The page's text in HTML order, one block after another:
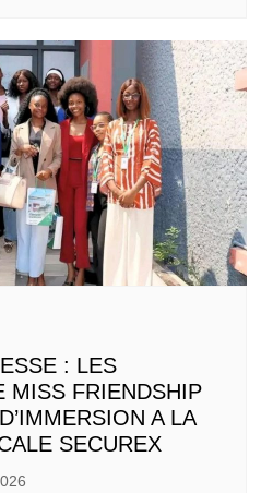
: LES
MISS FRIENDSHIP
A LA
SECUREX